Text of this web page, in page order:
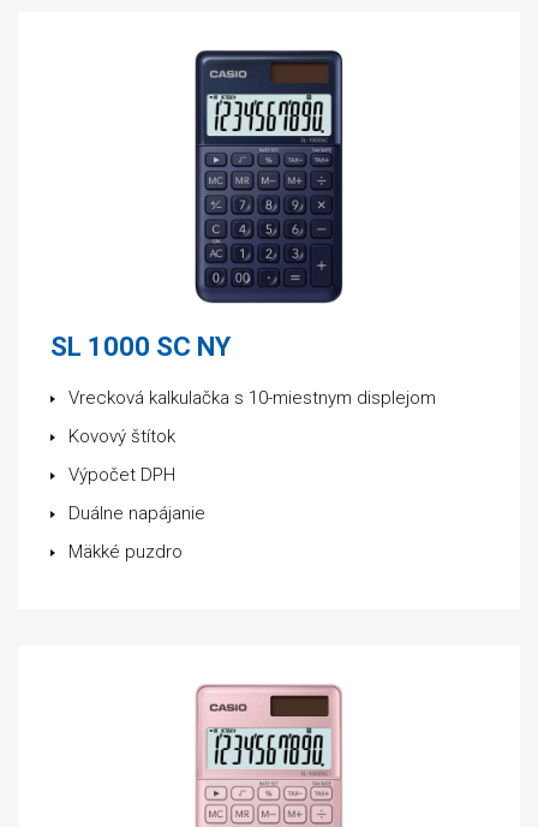
SL 1000 SC NY
Vrecková kalkulačka s 10-miestnym displejom
Kovový štítok
Výpočet DPH
Duálne napájanie
Mäkké puzdro